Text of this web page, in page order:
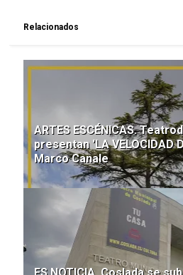
Relacionados
ARTES ESCÉNICAS.
presentan 'LA VELOCIDAD
Marco Canale